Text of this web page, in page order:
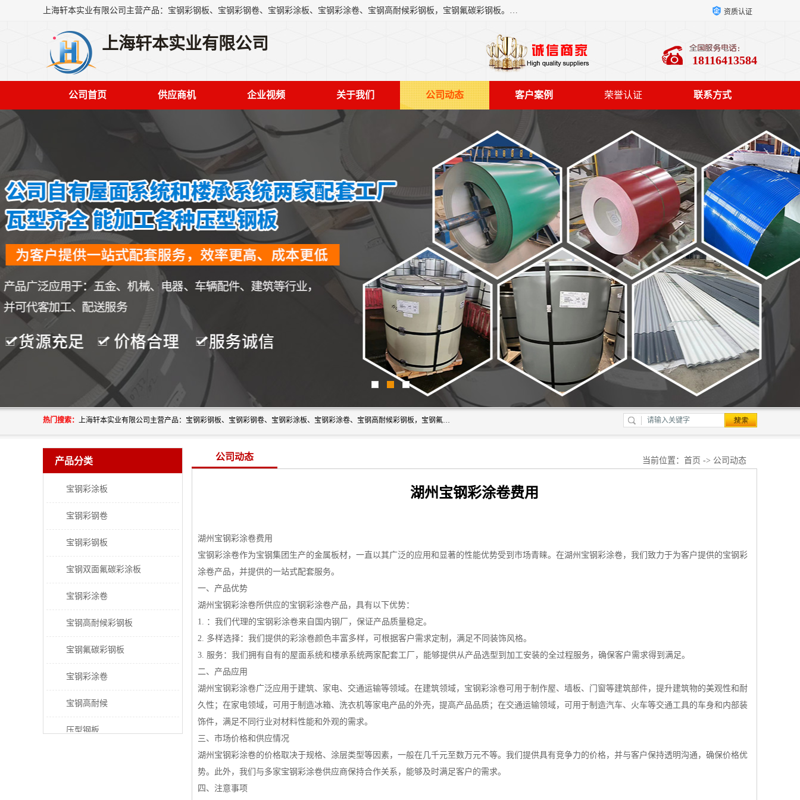
上海轩本实业有限公司主营产品：宝钢彩钢板、宝钢彩钢卷、宝钢彩涂板、宝钢彩涂卷、宝钢高耐候彩钢板，宝钢氟碳彩钢板。是一家集钢铁贸易，物流、加工为一体的产业全配套公司。 资质认证
上海轩本实业有限公司
18116413584
公司首页 供应商机 企业视频 关于我们 公司动态 客户案例 荣誉认证 联系方式
热门搜索： 上海轩本实业有限公司主营产品：宝钢彩钢板、宝钢彩钢卷、宝钢彩涂板、宝钢彩涂卷、宝钢高耐候彩钢板，宝钢氟碳彩钢板。是一家集钢铁贸易，物流、加工为一体的产业全配套公司。
产品分类
宝钢彩涂板
宝钢彩钢卷
宝钢彩钢板
宝钢双面氟碳彩涂板
宝钢彩涂卷
宝钢高耐候彩钢板
宝钢氟碳彩钢板
宝钢彩涂卷
宝钢高耐候
压型钢板
公司动态 当前位置： 首页 -> 公司动态
湖州宝钢彩涂卷费用
湖州宝钢彩涂卷费用
宝钢彩涂卷作为宝钢集团生产的金属板材，一直以其广泛的应用和显著的性能优势受到市场青睐。在湖州宝钢彩涂卷，我们致力于为客户提供的宝钢彩
涂卷产品，并提供的一站式配套服务。
一、产品优势
湖州宝钢彩涂卷所供应的宝钢彩涂卷产品，具有以下优势：
1. ：我们代理的宝钢彩涂卷来自国内钢厂，保证产品质量稳定。
2. 多样选择：我们提供的彩涂卷颜色丰富多样，可根据客户需求定制，满足不同装饰风格。
3. 服务：我们拥有自有的屋面系统和楼承系统两家配套工厂，能够提供从产品选型到加工安装的全过程服务，确保客户需求得到满足。
二、产品应用
湖州宝钢彩涂卷广泛应用于建筑、家电、交通运输等领域。在建筑领域，宝钢彩涂卷可用于制作屋、墙板、门窗等建筑部件，提升建筑物的美观性和耐
久性；在家电领域，可用于制造冰箱、洗衣机等家电产品的外壳，提高产品品质；在交通运输领域，可用于制造汽车、火车等交通工具的车身和内部装
饰件，满足不同行业对材料性能和外观的需求。
三、市场价格和供应情况
湖州宝钢彩涂卷的价格取决于规格、涂层类型等因素，一般在几千元至数万元不等。我们提供具有竞争力的价格，并与客户保持透明沟通，确保价格优
势。此外，我们与多家宝钢彩涂卷供应商保持合作关系，能够及时满足客户的需求。
四、注意事项